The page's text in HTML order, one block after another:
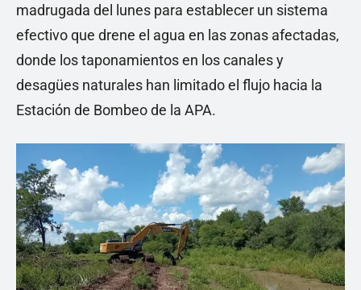
madrugada del lunes para establecer un sistema
efectivo que drene el agua en las zonas afectadas,
donde los taponamientos en los canales y
desagües naturales han limitado el flujo hacia la
Estación de Bombeo de la APA.